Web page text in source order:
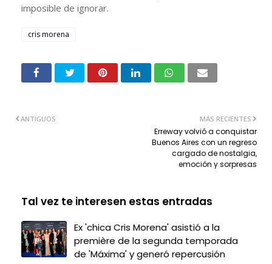
imposible de ignorar.
cris morena
MÁS RECIENTES
Erreway volvió a conquistar
Buenos Aires con un regreso
cargado de nostalgia,
emoción y sorpresas
ANTIGUOS
Tal vez te interesen estas entradas
Ex 'chica Cris Morena' asistió a la
première de la segunda temporada
de 'Máxima' y generó repercusión